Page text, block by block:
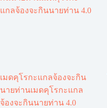
เมดคุโรกะแกลจ้องจะกิน
นายท่านเมดคุโรกะแกล
จ้องจะกินนายท่าน 4.0